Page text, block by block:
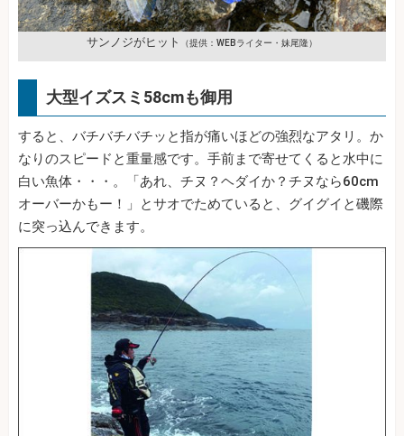
サンノジがヒット （提供：WEBライター・妹尾隆）
大型イズスミ58cmも御用
すると、バチバチバチッと指が痛いほどの強烈なアタリ。か
なりのスピードと重量感です。手前まで寄せてくると水中に
白い魚体・・・。「あれ、チヌ？ヘダイか？チヌなら60cm
オーバーかもー！」とサオでためていると、グイグイと磯際
に突っ込んできます。